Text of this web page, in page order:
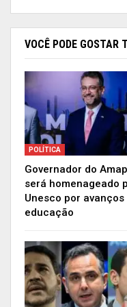
O magistrado
logística para
em todos os
meio eletrônico de
uma decisão
Eleitoral.
Para os embates
VOCÊ PODE GOSTAR
POLÍTICA
Governador do
será homenageado
Unesco por avanços
educação